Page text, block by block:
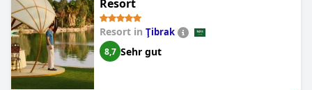
Gleichgewicht zwischen Eleganz und Komfort mit
außergewöhnlichem Service des Personals beschrieben. Die
Gäste loben auch das fantastische Frühstück und die luxuriöse
Einrichtung und Möblierung. Obwohl einige Gäste einen
längeren Check-in-Prozess bemängelten, wird der Aufenthalt
insgesamt als مذهل فخامة الديكور وجودة الاثاث und tadelloser
Service beschrieben.
Resort
Resort in Ţibrak
8,7 Sehr gut